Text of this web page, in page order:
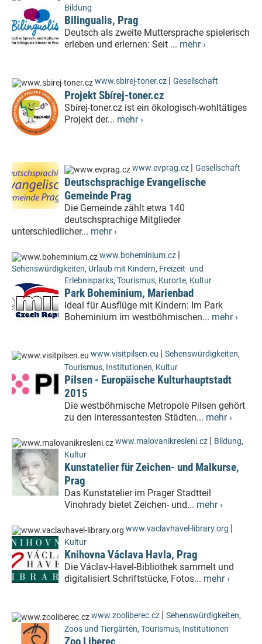
Bildung
Bilingualis, Prag
Deutsch als zweite Muttersprache spielerisch
erleben und erlernen: Seit ... mehr ›
www.sbirej-toner.cz | Gesellschaft
Projekt Sbírej-toner.cz
Sbírej-toner.cz ist ein ökologisch-wohltätiges
Projekt der... mehr ›
www.evprag.cz | Gesellschaft
Deutschsprachige Evangelische
Gemeinde Prag
Die Gemeinde zählt etwa 140
deutschsprachige Mitglieder
unterschiedlicher... mehr ›
www.boheminium.cz |
Sehenswürdigkeiten, Urlaub mit Kindern, Freizeit- und
Erlebnisparks, Tourismus, Kurorte, Kultur
Park Boheminium, Marienbad
Ideal für Ausflüge mit Kindern: Im Park
Boheminium im westböhmischen... mehr ›
www.visitpilsen.eu | Sehenswürdigkeiten,
Tourismus, Institutionen, Kultur
Pilsen - Europäische Kulturhauptstadt
2015
Die westböhmische Metropole Pilsen gehört
zu den interessantesten Städten... mehr ›
www.malovanikresleni.cz | Bildung,
Kultur
Kunstatelier für Zeichen- und Malkurse,
Prag
Das Kunstatelier im Prager Stadtteil
Vinohrady bietet Zeichen- und... mehr ›
www.vaclavhavel-library.org |
Kultur
Knihovna Václava Havla, Prag
Die Václav-Havel-Bibliothek sammelt und
digitalisiert Schriftstücke, Fotos... mehr ›
www.zooliberec.cz | Sehenswürdigkeiten,
Zoos und Tiergärten, Tourismus, Institutionen